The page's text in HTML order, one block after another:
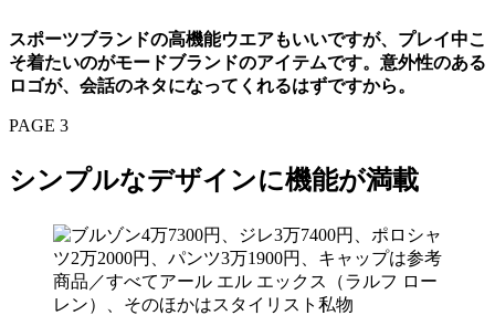
スポーツブランドの高機能ウエアもいいですが、プレイ中こ
そ着たいのがモードブランドのアイテムです。意外性のある
ロゴが、会話のネタになってくれるはずですから。
PAGE 3
シンプルなデザインに機能が満載